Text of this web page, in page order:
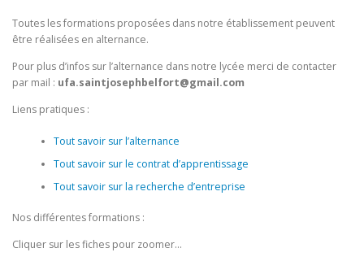
Toutes les formations proposées dans notre établissement peuvent
être réalisées en alternance.
Pour plus d’infos sur l’alternance dans notre lycée merci de contacter
par mail : ufa.saintjosephbelfort@gmail.com
Liens pratiques :
Tout savoir sur l’alternance
Tout savoir sur le contrat d’apprentissage
Tout savoir sur la recherche d’entreprise
Nos différentes formations :
Cliquer sur les fiches pour zoomer…